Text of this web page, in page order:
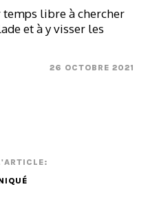
temps libre à chercher
et à y visser les
26 OCTOBRE 2021